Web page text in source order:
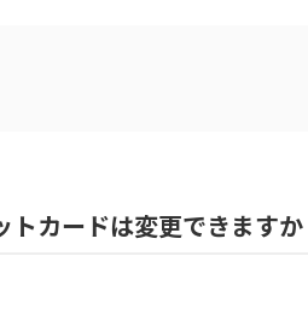
カードは変更できますか